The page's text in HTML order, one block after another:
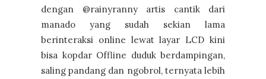
dengan @rainyranny artis cantik dari
manado yang sudah sekian lama
berinteraksi online lewat layar LCD kini
bisa kopdar Offline duduk berdampingan,
saling pandang dan ngobrol, ternyata lebih